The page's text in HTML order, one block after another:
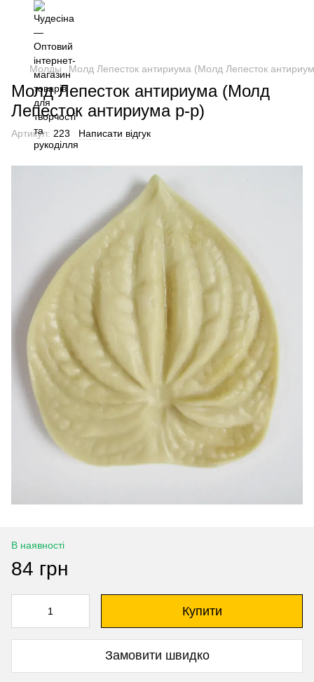
Молды Молд Лепесток антириума (Молд Лепесток
Молд Лепесток антириума (Молд
Лепесток антириума р-р)
Артикул: 223 Написати відгук
В наявності
84 грн
Купити
Замовити швидко